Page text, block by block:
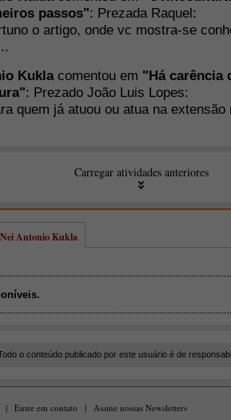
Antonio Kukla
o conteúdo publicado por este usuário é de
| Entre em contato | Assine nossas Newsletters